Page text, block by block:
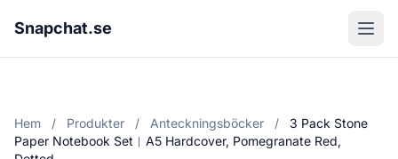
Snapchat.se
Hem / Produkter / Anteckningsböcker /
3 Pack Stone
Paper Notebook Set︱A5 Hardcover, Pomegranate Red,